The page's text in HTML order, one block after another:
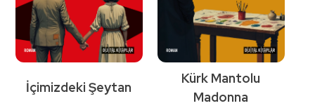
İçimizdeki Şeytan
Kürk Mantolu
Madonna